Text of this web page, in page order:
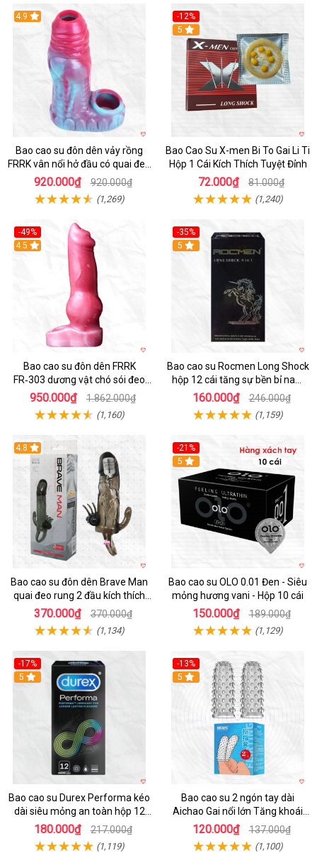
4.9
Bao cao su đôn dên vảy rồng
FRRK vân nổi hở đầu có quai đeo
bìu cao cấp
920.000₫ 920.000₫
(1,269)
-12%
Hot
5
Bao Cao Su X-men Bi To Gai Li Ti
Hộp 1 Cái Kích Thích Tuyệt Đỉnh
72.000₫ 81.000₫
(1,240)
-49%
4.5
Bao cao su đôn dên FRRK
FR‑303 dương vật chó sói đeo
tiện lợi cực đã
950.000₫ 1.862.000₫
(1,160)
-35%
5
Bao cao su Rocmen Long Shock
hộp 12 cái tăng sự bền bỉ nam
giới
160.000₫ 246.000₫
(1,159)
4.8
Bao cao su đôn dên Brave Man
quai đeo rung 2 đầu kích thích
mạnh
370.000₫ 370.000₫
(1,134)
-21%
Hot
5
Bao cao su OLO 0.01 Đen - Siêu
mỏng hương vani - Hộp 10 cái
150.000₫ 189.000₫
(1,129)
-17%
Hot
5
Bao cao su Durex Performa kéo
dài siêu mỏng an toàn hộp 12
cái
180.000₫ 217.000₫
(1,119)
-13%
5
Bao cao su 2 ngón tay dài
Aichao Gai nổi lớn Tăng khoái
cảm
120.000₫ 137.000₫
(1,100)